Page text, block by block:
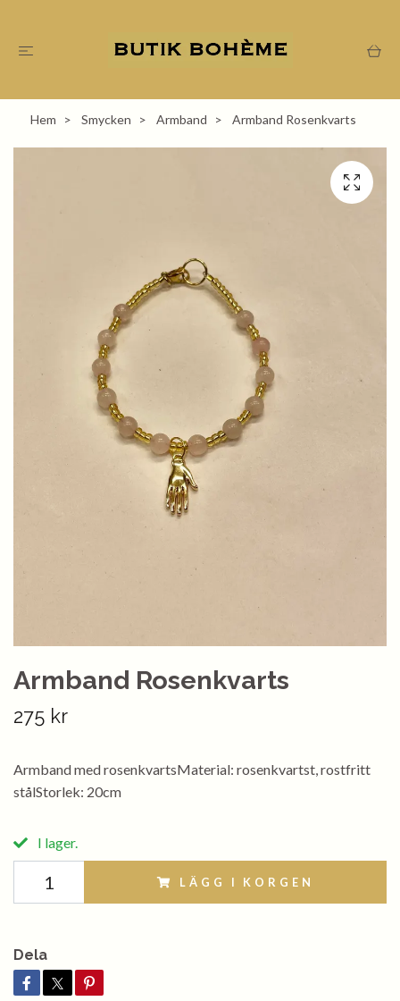
Hem Smycken Armband Armband Rosenkvarts
Armband Rosenkvarts
275 kr
Armband med rosenkvartsMaterial: rosenkvartst, rostfritt
stålStorlek: 20cm
I lager.
LÄGG I KORGEN
Dela